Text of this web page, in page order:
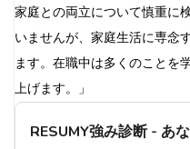
家庭との両立について慎重に
いませんが、家庭生活に専念
ます。在職中は多くのことを
上げます。」
RESUMY強み診断 - あ